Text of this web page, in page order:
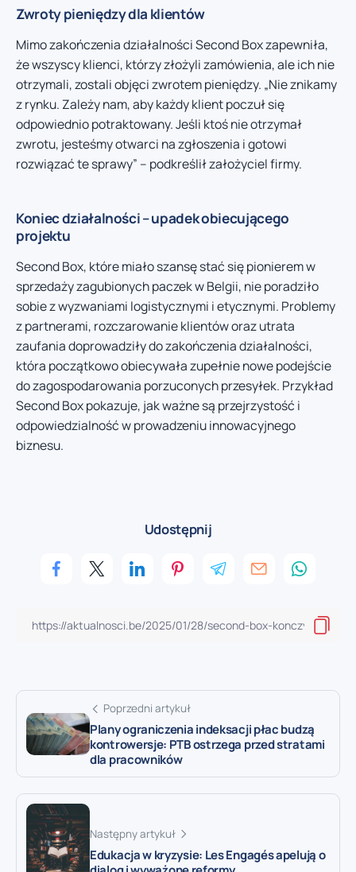
Zwroty pieniędzy dla klientów
Mimo zakończenia działalności Second Box zapewniła,
że wszyscy klienci, którzy złożyli zamówienia, ale ich nie
otrzymali, zostali objęci zwrotem pieniędzy. „Nie znikamy
z rynku. Zależy nam, aby każdy klient poczuł się
odpowiednio potraktowany. Jeśli ktoś nie otrzymał
zwrotu, jesteśmy otwarci na zgłoszenia i gotowi
rozwiązać te sprawy” – podkreślił założyciel firmy.
Koniec działalności – upadek obiecującego
projektu
Second Box, które miało szansę stać się pionierem w
sprzedaży zagubionych paczek w Belgii, nie poradziło
sobie z wyzwaniami logistycznymi i etycznymi. Problemy
z partnerami, rozczarowanie klientów oraz utrata
zaufania doprowadziły do zakończenia działalności,
która początkowo obiecywała zupełnie nowe podejście
do zagospodarowania porzuconych przesyłek. Przykład
Second Box pokazuje, jak ważne są przejrzystość i
odpowiedzialność w prowadzeniu innowacyjnego
biznesu.
Udostępnij
Poprzedni artykuł
Plany ograniczenia indeksacji płac budzą
kontrowersje: PTB ostrzega przed stratami
dla pracowników
Następny artykuł
Edukacja w kryzysie: Les Engagés apelują o